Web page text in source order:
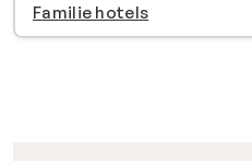
Familie hotels